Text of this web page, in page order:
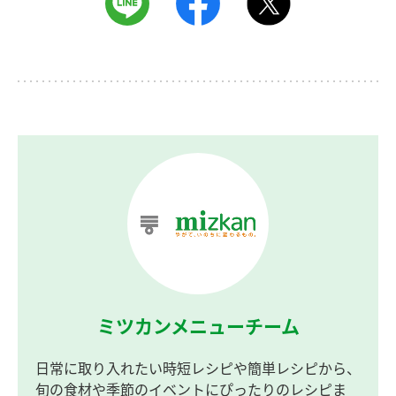
ミツカンメニューチーム
日常に取り入れたい時短レシピや簡単レシピから、
旬の食材や季節のイベントにぴったりのレシピま